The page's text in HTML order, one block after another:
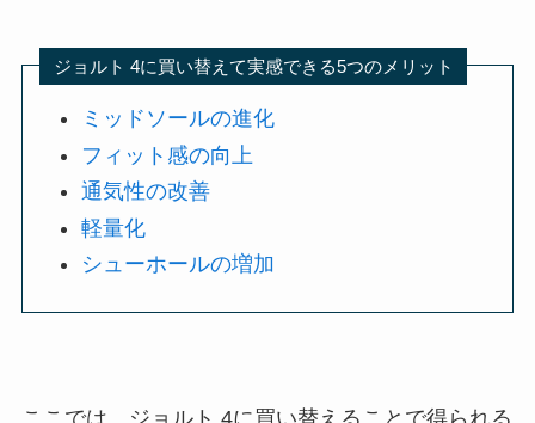
ジョルト 4に買い替えて実感できる5つのメリット
ミッドソールの進化
フィット感の向上
通気性の改善
軽量化
シューホールの増加
ここでは、ジョルト 4に買い替えることで得られる